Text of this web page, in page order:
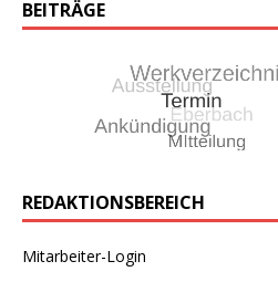
BEITRÄGE
REDAKTIONSBEREICH
Mitarbeiter-Login